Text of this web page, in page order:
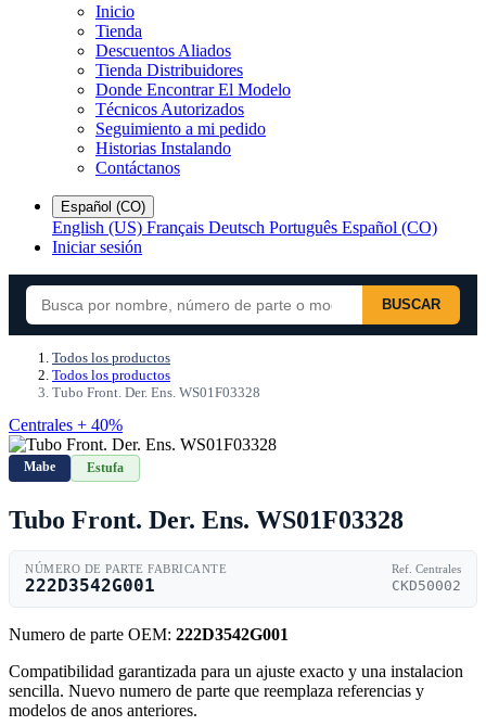
Inicio
Tienda
Descuentos Aliados
Tienda Distribuidores
Donde Encontrar El Modelo
Técnicos Autorizados
Seguimiento a mi pedido
Historias Instalando
Contáctanos
Español (CO)
English (US) Français Deutsch Português Español (CO)
Iniciar sesión
BUSCAR
Todos los productos
Todos los productos
Tubo Front. Der. Ens. WS01F03328
Centrales + 40%
Mabe Estufa
Tubo Front. Der. Ens. WS01F03328
NÚMERO DE PARTE FABRICANTE
222D3542G001
Ref. Centrales
CKD50002
Numero de parte OEM: 222D3542G001
Compatibilidad garantizada para un ajuste exacto y una instalacion
sencilla. Nuevo numero de parte que reemplaza referencias y
modelos de anos anteriores.